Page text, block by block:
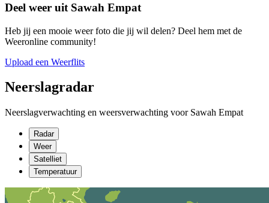
Deel weer uit Sawah Empat
Heb jij een mooie weer foto die jij wil delen? Deel hem met de
Weeronline community!
Upload een Weerflits
Neerslagradar
Neerslagverwachting en weersverwachting voor Sawah Empat
Radar
Weer
Satelliet
Temperatuur